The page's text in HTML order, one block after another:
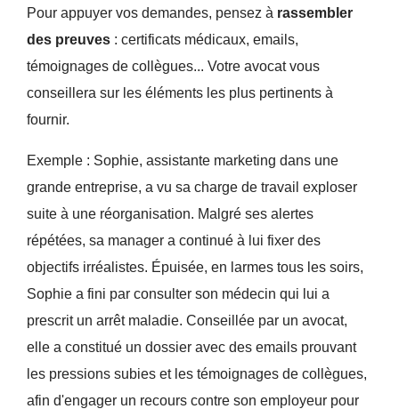
Pour appuyer vos demandes, pensez à rassembler
des preuves: certificats médicaux, emails,
témoignages de collègues... Votre avocat vous
conseillera sur les éléments les plus pertinents à
fournir.
Exemple : Sophie, assistante marketing dans une
grande entreprise, a vu sa charge de travail exploser
suite à une réorganisation. Malgré ses alertes
répétées, sa manager a continué à lui fixer des
objectifs irréalistes. Épuisée, en larmes tous les soirs,
Sophie a fini par consulter son médecin qui lui a
prescrit un arrêt maladie. Conseillée par un avocat,
elle a constitué un dossier avec des emails prouvant
les pressions subies et les témoignages de collègues,
afin d'engager un recours contre son employeur pour